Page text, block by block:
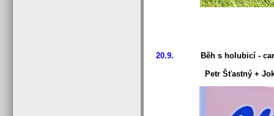
20.9.
Běh s holubicí -
Petr Šťastný + Jokker